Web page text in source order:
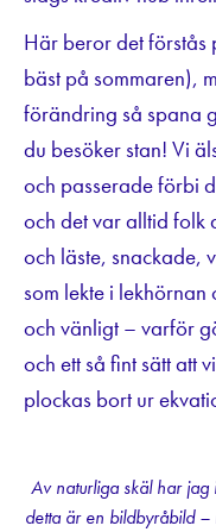
Här beror det
bäst på sommaren),
förändring så spana
du besöker stan! Vi
och passerade förbi
och det var alltid folk
och läste, snackade,
som lekte i
och vänligt – varför
och ett så fint sätt att
plockas bort ur
Av naturliga skäl har jag
detta är en bildbyråbild –